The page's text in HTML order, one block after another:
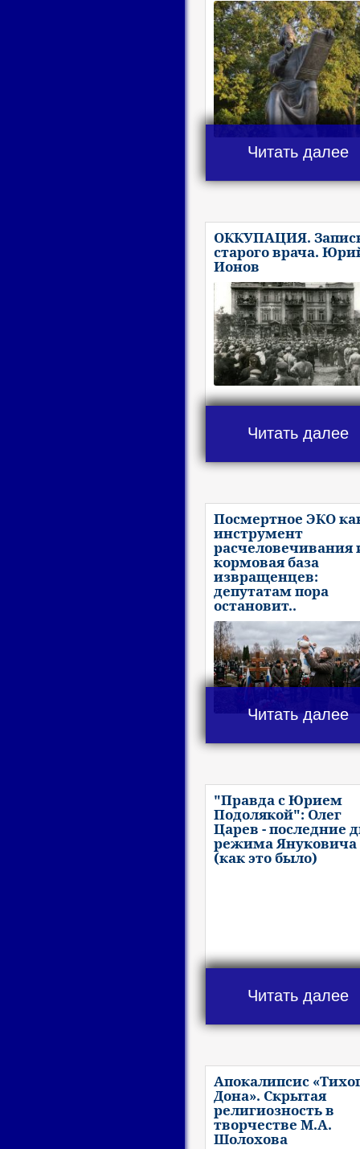
Читать далее
ОККУПАЦИЯ.
старого врача.
Ионов
Читать далее
Посмертное ЭКО
инструмент
расчеловечивания
кормовая база
извращенцев:
депутатам пора
остановит..
Читать далее
"Правда с Юрием
Подолякой": Олег
Царев - последние
режима Януковича
(как это было)
Читать далее
Апокалипсис
Дона». Скрытая
религиозность в
творчестве М.А.
Шолохова